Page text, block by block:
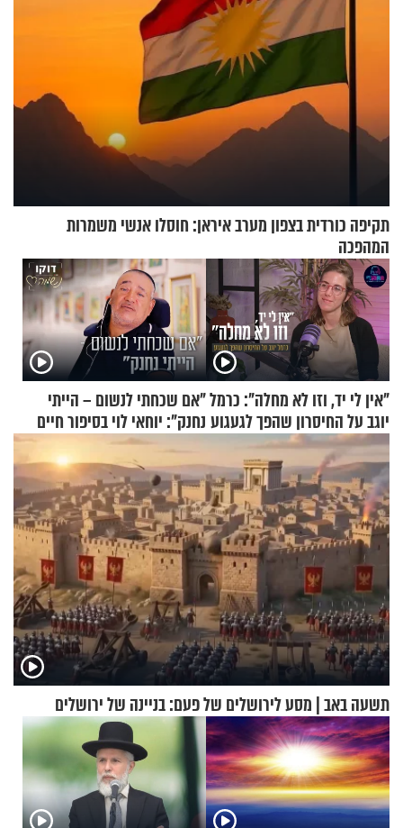
תקיפה כורדית בצפון מערב איראן: חוסלו אנשי משמרות
המהפכה
"אין לי יד, וזו לא מחלה": כרמל
יוגב על החיסרון שהפך לגעגוע
"אם שכחתי לנשום – הייתי
נחנק": יוחאי לוי בסיפור חיים
מעורר השראה
תשעה באב | מסע לירושלים של פעם: בניינה של ירושלים